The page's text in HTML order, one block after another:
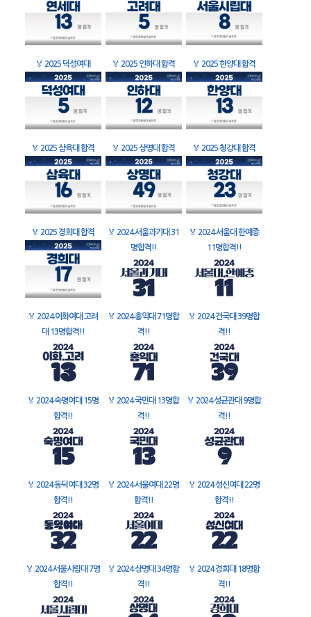
🏅 2025 덕성여대 🏅 2025 인하대 합격 🏅 2025 한양대 합격
🏅 2025 삼육대 합격 🏅 2025 상명대 합격 🏅 2025 청강대 합격
🏅 2025 경희대 합격 🏅 2024 서울과기대 31
명합격!!
🏅 2024 서울대 한예종
11명합격!!
🏅 2024 이화여대 고려
대 13명합격!!
🏅 2024 홍익대 71명합
격!!
🏅 2024 건국대 39명합
격!!
🏅 2024 숙명여대 15명
합격!!
🏅 2024 국민대 13명합
격!!
🏅 2024 성균관대 9명합
격!!
🏅 2024 동덕여대 32명
합격!!
🏅 2024 서울여대 22명
합격!!
🏅 2024 성신여대 22명
합격!!
🏅 2024 서울시립대 7명
합격!!
🏅 2024 상명대 34명합
격!!
🏅 2024 경희대 18명합
격!!